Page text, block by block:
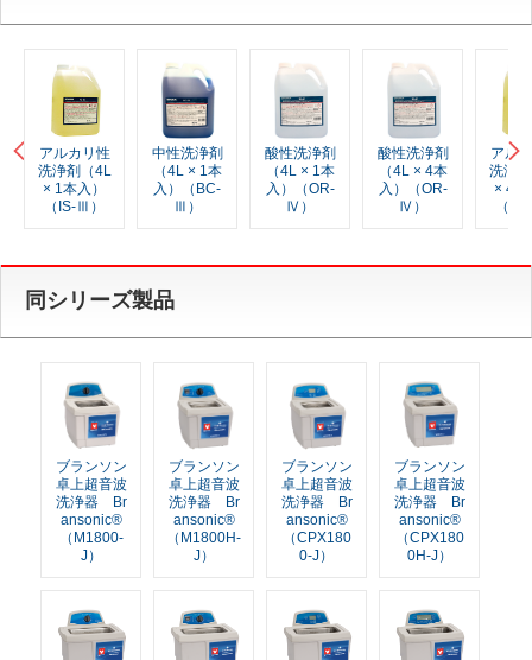
アルカリ性
洗浄剤（4L
× 1本入）
（IS-Ⅲ）
中性洗浄剤
（4L × 1本
入）（BC-
Ⅲ）
酸性洗浄剤
（4L × 1本
入）（OR-
Ⅳ）
酸性洗浄剤
（4L × 4本
入）（OR-
Ⅳ）
アル
洗浄
× 4本
（
同シリーズ製品
ブランソン
卓上超音波
洗浄器 Br
ansonic®
（M1800-
J）
ブランソン
卓上超音波
洗浄器 Br
ansonic®
（M1800H-
J）
ブランソン
卓上超音波
洗浄器 Br
ansonic®
（CPX180
0-J）
ブランソン
卓上超音波
洗浄器 Br
ansonic®
（CPX180
0H-J）